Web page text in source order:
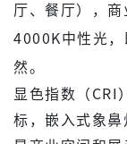
厅、餐厅），
4000K中性光，
然。
显色指数（CRI
标，嵌入式象